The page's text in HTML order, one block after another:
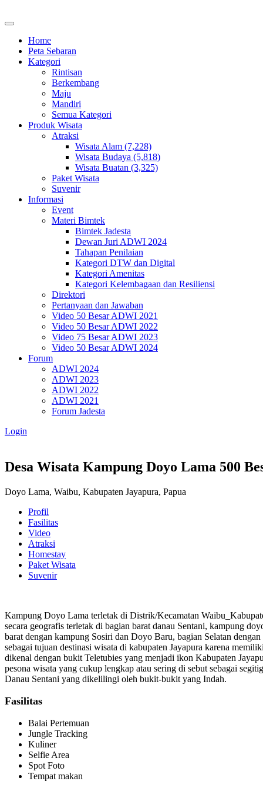
Home
Peta Sebaran
Kategori
Rintisan
Berkembang
Maju
Mandiri
Semua Kategori
Produk Wisata
Atraksi
Wisata Alam (7,228)
Wisata Budaya (5,818)
Wisata Buatan (3,325)
Paket Wisata
Suvenir
Informasi
Event
Materi Bimtek
Bimtek Jadesta
Dewan Juri ADWI 2024
Tahapan Penilaian
Kategori DTW dan Digital
Kategori Amenitas
Kategori Kelembagaan dan Resiliensi
Direktori
Pertanyaan dan Jawaban
Video 50 Besar ADWI 2021
Video 50 Besar ADWI 2022
Video 75 Besar ADWI 2023
Video 50 Besar ADWI 2024
Forum
ADWI 2024
ADWI 2023
ADWI 2022
ADWI 2021
Forum Jadesta
Login
Desa Wisata Kampung Doyo Lama 500
Doyo Lama, Waibu, Kabupaten Jayapura, Papua
Profil
Fasilitas
Video
Atraksi
Homestay
Paket Wisata
Suvenir
Kampung Doyo Lama terletak di Distrik/Kecamatan
secara geografis terletak di bagian barat danau Sentani, kampung
barat dengan kampung Sosiri dan Doyo Baru, bagian Selatan
sebagai tujuan destinasi wisata di kabupaten Jayapura karena
dikenal dengan bukit Teletubies yang menjadi ikon Kabupaten
pesona wisata yang cukup lengkap atau sering di sebut sebagai
Danau Sentani yang dikelilingi oleh bukit-bukit yang Indah.
Fasilitas
Balai Pertemuan
Jungle Tracking
Kuliner
Selfie Area
Spot Foto
Tempat makan